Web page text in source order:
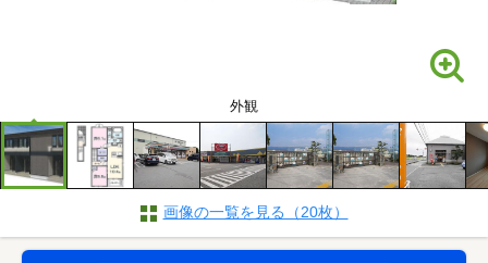
外観
画像の一覧を見る（20枚）